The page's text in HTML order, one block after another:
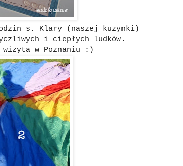
s. Klary (naszej kuzynki)
i ciepłych ludków.
w Poznaniu :)